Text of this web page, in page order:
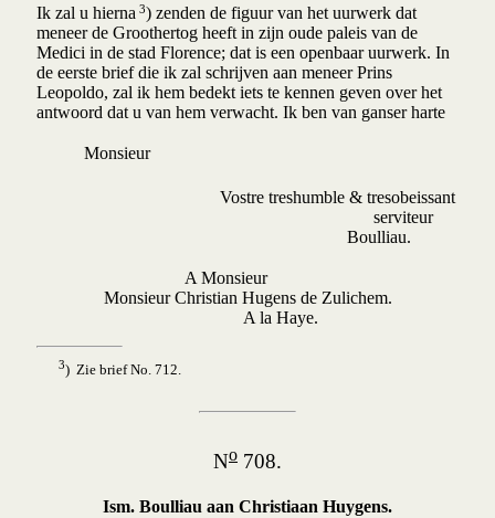
Ik zal u hierna 3) zenden de figuur van het uurwerk dat
meneer de Groothertog heeft in zijn oude paleis van de
Medici in de stad Florence; dat is een openbaar uurwerk. In
de eerste brief die ik zal schrijven aan meneer Prins
Leopoldo, zal ik hem bedekt iets te kennen geven over het
antwoord dat u van hem verwacht. Ik ben van ganser harte
Monsieur
Vostre treshumble & tresobeissant
serviteur
Boulliau.
A Monsieur
Monsieur Christian Hugens de Zulichem.
A la Haye.
3) Zie brief No. 712.
No 708.
Ism. Boulliau aan Christiaan Huygens.